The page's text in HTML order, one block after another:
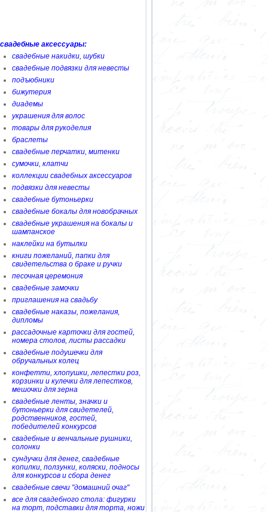
свадебные аксессуары:
свадебные накидки, шубки
свадебные подвязки для невесты
подъюбники
бижутерия
диадемы
украшения для волос
товары для рукоделия
браслеты
свадебные перчатки, митенки
сумочки, клатчи
коллекции свадебных аксессуаров
подвязки для невесты
свадебные бутоньерки
свадебные бокалы для новобрачных
свадебные украшения на бокалы и
шампанское
наклейки на бутылки
книги пожеланий, папки для
свидетельства о браке и ручки
песочная церемония
свадебные замочки
приглашения на свадьбу
свадебные наказы, пожелания,
дипломы
рассадочные карточки для гостей,
номера столов, листы рассадки
свадебные подушечки для
обручальных колец
конфетти, хлопушки, лепестки роз,
корзинки и кулечки для лепестков,
мешочки для зерна
свадебные ленты, значки и
бутоньерки для свидетелей,
родственников, гостей,
победителей конкурсов
свадебные и венчальные рушники,
солонки
сундучки для денег, свадебные
копилки, ползунки, коляски, подносы
для конкурсов и сбора денег
свадебные свечи "домашний очаг"
все для свадебного стола: фигурки
на торт, подставки для торта, ножи